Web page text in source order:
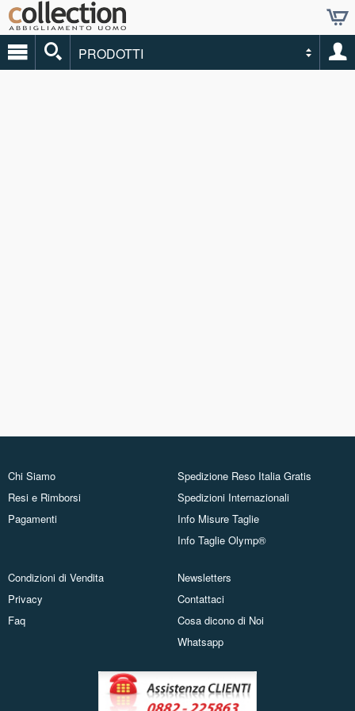
PRODOTTI
Chi Siamo
Resi e Rimborsi
Pagamenti
Spedizione Reso Italia Gratis
Spedizioni Internazionali
Info Misure Taglie
Info Taglie Olymp®
Condizioni di Vendita
Privacy
Faq
Newsletters
Contattaci
Cosa dicono di Noi
Whatsapp